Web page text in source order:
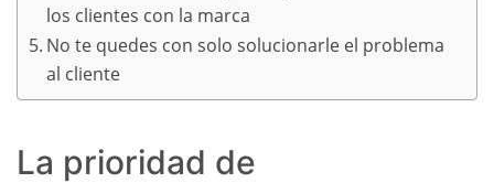
los clientes con la marca
No te quedes con solo solucionarle el problema
al cliente
La prioridad de